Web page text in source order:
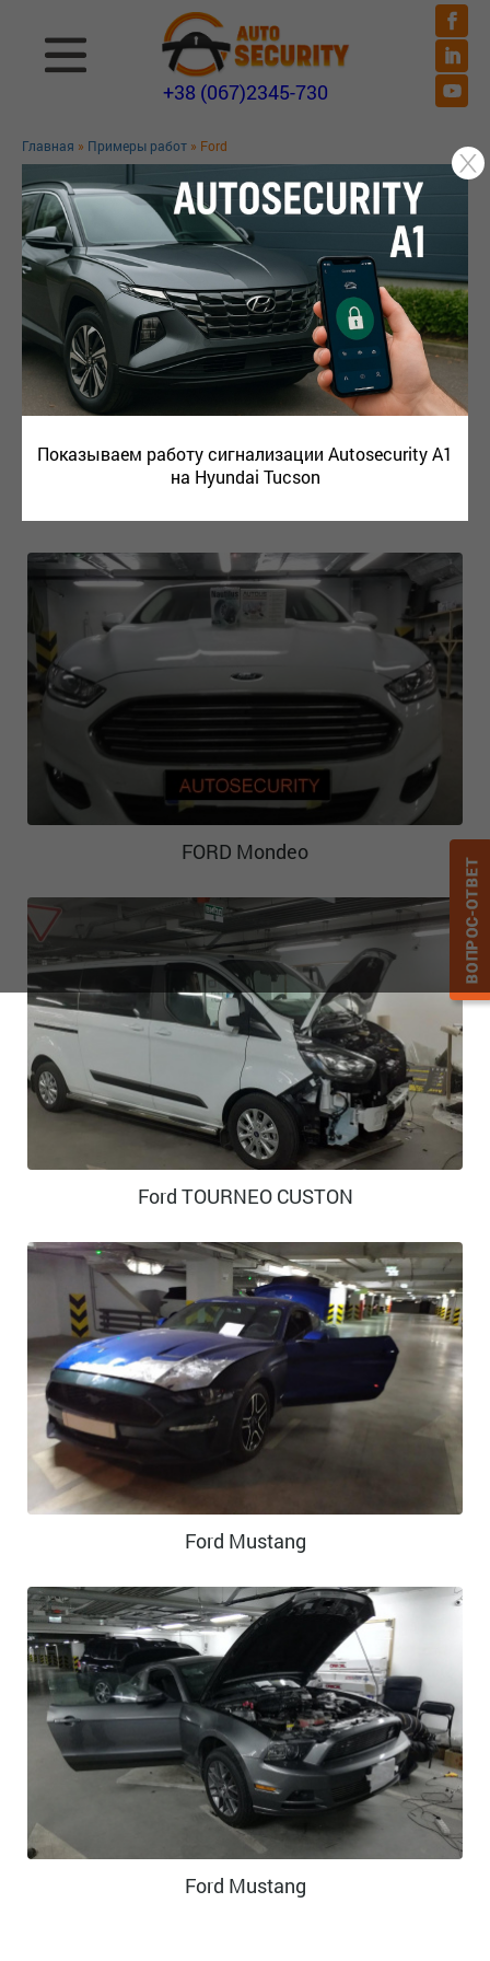
Показываем работу сигнализации Autosecurity A1
на Hyundai Tucson
+38 (067)2345-730
Главная » Примеры работ » Ford
ПРИМЕРЫ РАБОТ
FORD Mondeo
Ford TOURNEO CUSTON
Ford Mustang
Ford Mustang